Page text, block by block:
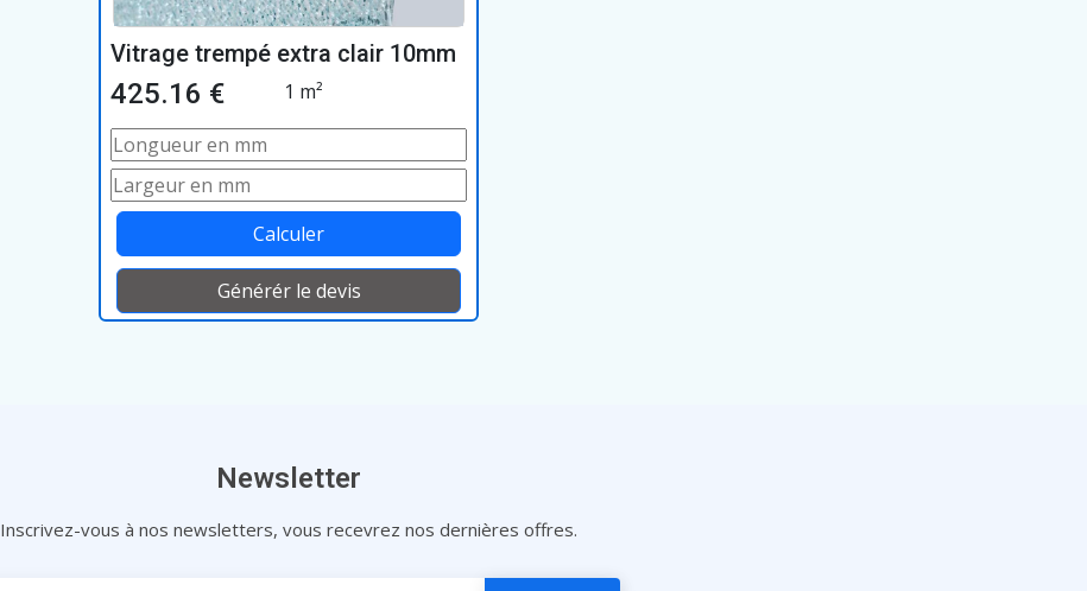
Vitrage trempé extra clair 10mm
425.16 € 1 m²
Calculer
Générér le devis
Newsletter
Inscrivez-vous à nos newsletters, vous recevrez nos dernières offres.